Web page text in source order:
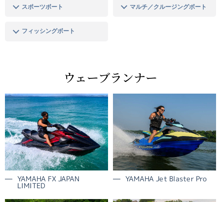
スポーツボート マルチ／クルージングボート
フィッシングボート
ウェーブランナー
YAMAHA FX JAPAN
LIMITED
YAMAHA Jet Blaster Pro